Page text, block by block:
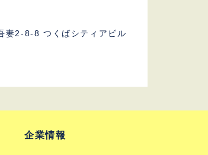
妻2-8-8 つくばシティアビル
企業情報